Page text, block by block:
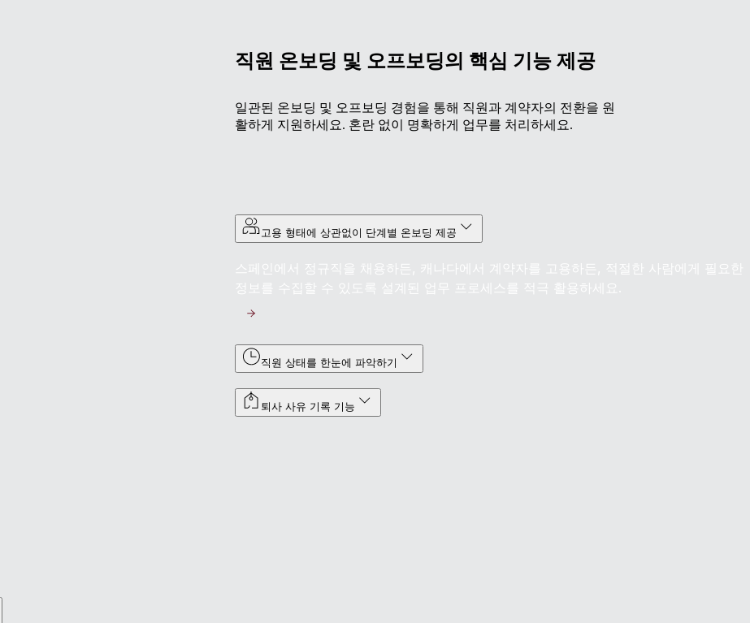
직원 온보딩 및 오프보딩의 핵심 기능 제공
일관된 온보딩 및 오프보딩 경험을 통해 직원과 계약자의 전환을 원
활하게 지원하세요. 혼란 없이 명확하게 업무를 처리하세요.
고용 형태에 상관없이 단계별 온보딩 제공
스페인에서 정규직을 채용하든, 캐나다에서 계약자를 고용하든, 적절한 사람에게 필요한
정보를 수집할 수 있도록 설계된 업무 프로세스를 적극 활용하세요.
직원 상태를 한눈에 파악하기
퇴사 사유 기록 기능